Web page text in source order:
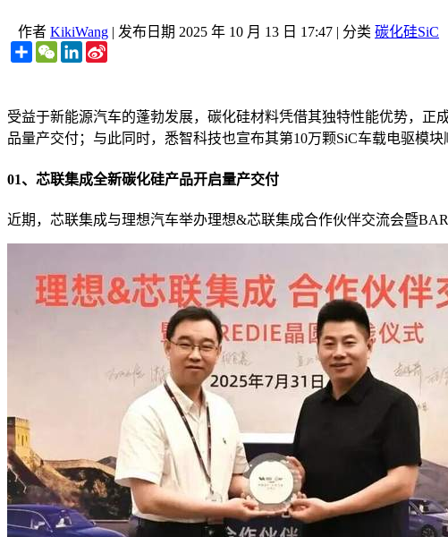
作者 KikiWang | 发布日期 2025 年 10 月 13 日 17:47 | 分类 碳化硅SiC
ShareWeChatLinkedIn
受益于新能源汽车的蓬勃发展，碳化硅材料凭借其独特性能优势，
品量产交付；与此同时，悉智科技也宣布其第10万颗SiC车载电驱模
01、芯联集成全新碳化硅产品开启量产交付
近期，芯联集成与理想汽车举办理想&芯联集成合作伙伴交流会暨